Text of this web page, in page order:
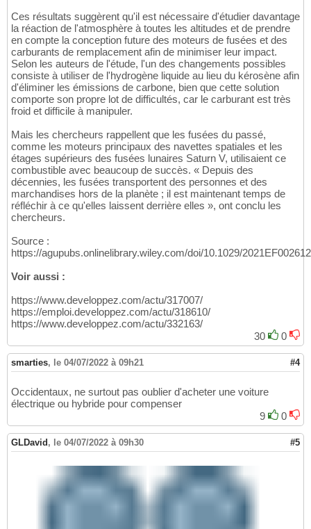
Ces résultats suggèrent qu'il est nécessaire d'étudier davantage
la réaction de l'atmosphère à toutes les altitudes et de prendre
en compte la conception future des moteurs de fusées et des
carburants de remplacement afin de minimiser leur impact.
Selon les auteurs de l'étude, l'un des changements possibles
consiste à utiliser de l'hydrogène liquide au lieu du kérosène afin
d'éliminer les émissions de carbone, bien que cette solution
comporte son propre lot de difficultés, car le carburant est très
froid et difficile à manipuler.
Mais les chercheurs rappellent que les fusées du passé,
comme les moteurs principaux des navettes spatiales et les
étages supérieurs des fusées lunaires Saturn V, utilisaient ce
combustible avec beaucoup de succès. « Depuis des
décennies, les fusées transportent des personnes et des
marchandises hors de la planète ; il est maintenant temps de
réfléchir à ce qu'elles laissent derrière elles », ont conclu les
chercheurs.
Source :
https://agupubs.onlinelibrary.wiley.com/doi/10.1029/2021EF002612
Voir aussi :
https://www.developpez.com/actu/317007/
https://emploi.developpez.com/actu/318610/
https://www.developpez.com/actu/332163/
30
0
smarties, le 04/07/2022 à 09h21 #4
Occidentaux, ne surtout pas oublier d'acheter une voiture
électrique ou hybride pour compenser
9
0
GLDavid , le 04/07/2022 à 09h30 #5